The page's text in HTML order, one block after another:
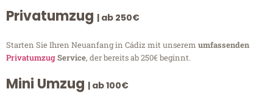
Privatumzug | ab 250€
Starten Sie Ihren Neuanfang in Cádiz mit unserem umfassenden
PrivatumzugService, der bereits ab 250€ beginnt.
Mini Umzug | ab 100€